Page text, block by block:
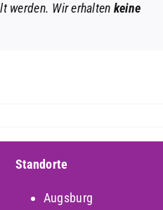
werden. Wir erhalten keine
Standorte
Augsburg